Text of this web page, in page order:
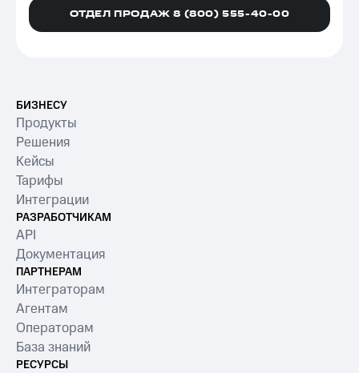
ОТДЕЛ ПРОДАЖ 8 (800) 555-40-00
БИЗНЕСУ
Продукты
Решения
Кейсы
Тарифы
Интеграции
РАЗРАБОТЧИКАМ
API
Документация
ПАРТНЕРАМ
Интеграторам
Агентам
Операторам
База знаний
РЕСУРСЫ